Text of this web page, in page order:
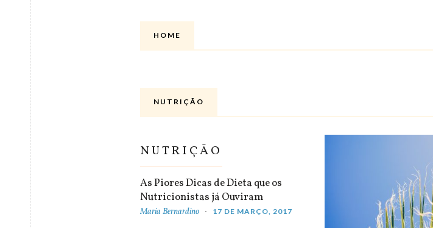
HOME
NUTRIÇÃO
NUTRIÇÃO
As Piores Dicas de Dieta que os
Nutricionistas já Ouviram
Maria Bernardino 17 DE MARÇO, 2017